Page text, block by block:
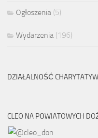
Ogłoszenia (5)
Wydarzenia (196)
DZIAŁALNOŚĆ
CLEO NA POWIATOWYCH